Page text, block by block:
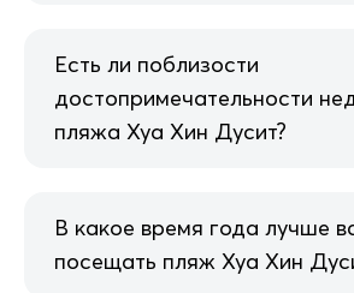
Есть ли поблизости
достопримечательности
пляжа Хуа Хин Дусит?
В какое время года лучше
посещать пляж Хуа Хин